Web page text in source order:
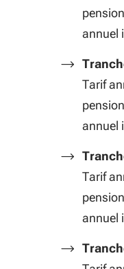
annuel
Tarif
annuel
Tarif
annuel